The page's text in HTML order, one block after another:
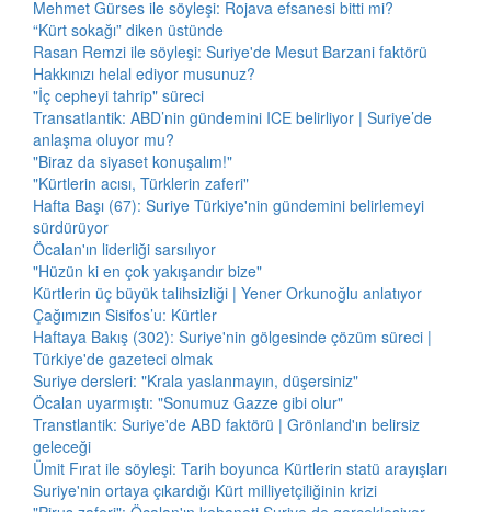
Mehmet Gürses ile söyleşi: Rojava efsanesi bitti mi?
“Kürt sokağı” diken üstünde
Rasan Remzi ile söyleşi: Suriye'de Mesut Barzani faktörü
Hakkınızı helal ediyor musunuz?
"İç cepheyi tahrip" süreci
Transatlantik: ABD’nin gündemini ICE belirliyor | Suriye’de
anlaşma oluyor mu?
"Biraz da siyaset konuşalım!"
"Kürtlerin acısı, Türklerin zaferi"
Hafta Başı (67): Suriye Türkiye'nin gündemini belirlemeyi
sürdürüyor
Öcalan'ın liderliği sarsılıyor
"Hüzün ki en çok yakışandır bize"
Kürtlerin üç büyük talihsizliği | Yener Orkunoğlu anlatıyor
Çağımızın Sisifos’u: Kürtler
Haftaya Bakış (302): Suriye'nin gölgesinde çözüm süreci |
Türkiye'de gazeteci olmak
Suriye dersleri: "Krala yaslanmayın, düşersiniz"
Öcalan uyarmıştı: "Sonumuz Gazze gibi olur"
Transtlantik: Suriye'de ABD faktörü | Grönland'ın belirsiz
geleceği
Ümit Fırat ile söyleşi: Tarih boyunca Kürtlerin statü arayışları
Suriye'nin ortaya çıkardığı Kürt milliyetçiliğinin krizi